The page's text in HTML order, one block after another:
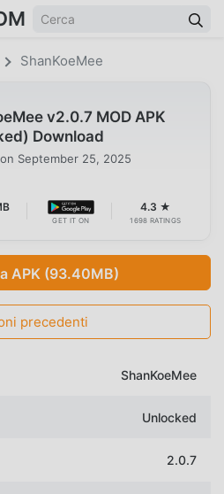
ShanKoeMee
v2.0.7 MOD APK
Download
September 25, 2025
GET IT ON
4.3 ★
1698 RATINGS
APK (93.40MB)
precedenti
ShanKoeMee
Unlocked
2.0.7